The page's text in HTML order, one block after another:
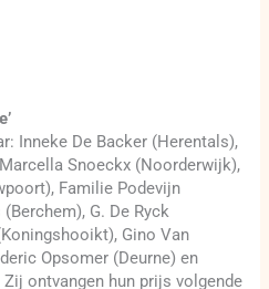
Inneke De Backer (Herentals),
Snoeckx (Noorderwijk),
Familie Podevijn
G. De Ryck
Gino Van
Opsomer (Deurne) en
ontvangen hun prijs volgende